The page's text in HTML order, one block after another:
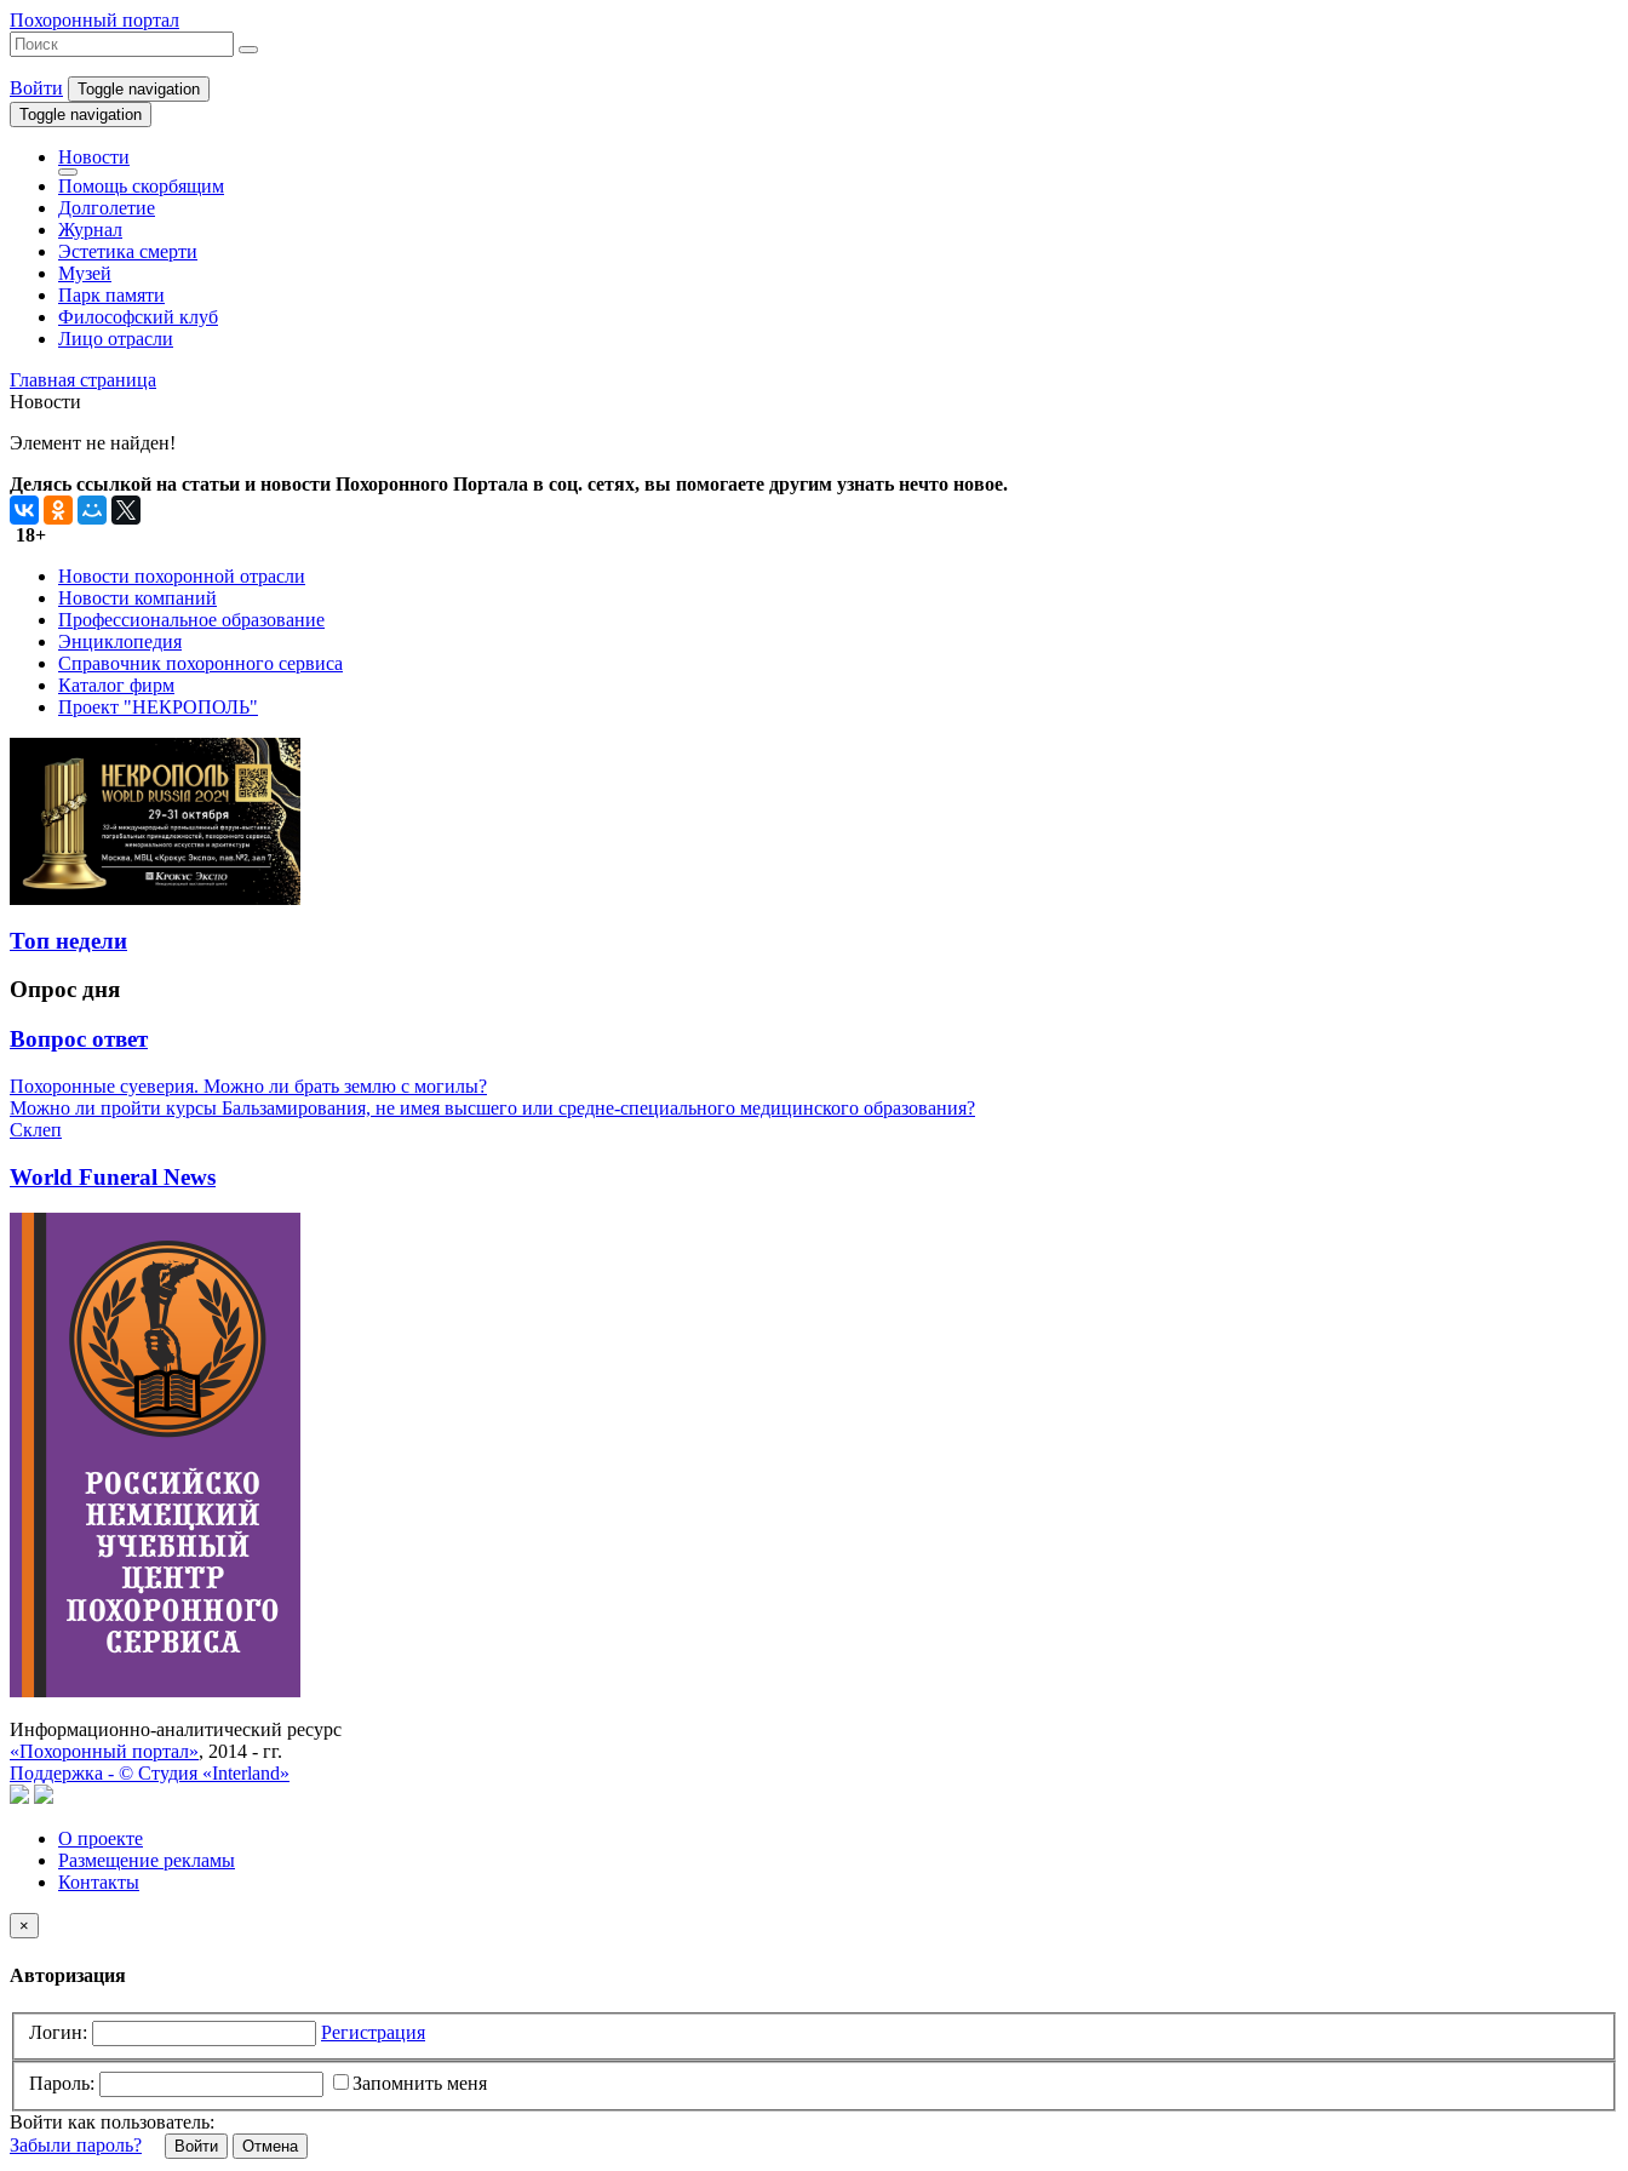
Похоронный портал
Войти
Toggle navigation
Toggle navigation
Новости
Помощь скорбящим
Долголетие
Журнал
Эстетика смерти
Музей
Парк памяти
Философский клуб
Лицо отрасли
Главная страница
Новости
Элемент не найден!
Делясь ссылкой на статьи и новости Похоронного Портала в соц. сетях, вы помогаете другим узнать нечто новое.
18+
Новости похоронной отрасли
Новости компаний
Профессиональное образование
Энциклопедия
Справочник похоронного сервиса
Каталог фирм
Проект "НЕКРОПОЛЬ"
Топ недели
Опрос дня
Вопрос ответ
Похоронные суеверия. Можно ли брать землю с могилы?
Можно ли пройти курсы Бальзамирования, не имея высшего или средне-специального медицинского образования?
Склеп
World Funeral News
Информационно-аналитический ресурс
«Похоронный портал», 2014 - гг.
Поддержка - © Cтудия «Interland»
О проекте
Размещение рекламы
Контакты
×
Авторизация
Логин: Регистрация
Пароль:
Запомнить меня
Войти как пользователь:
Забыли пароль?
Отмена